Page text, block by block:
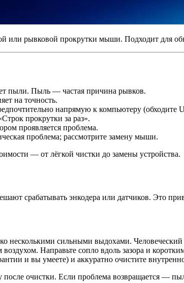
или рывковой прокрутки мыши. Подходит для
пыли. Пыль — частая причина рывков.
на точность.
напрямую к компьютеру (обходите
прокрутки за раз».
проявляется проблема.
проблема; рассмотрите замену мыши.
— от лёгкой чистки до замены устройства.
срабатывать энкодера или датчиков. Это
несколькими сильными выдохами.
Направьте сопло вдоль зазора и
и вы умеете) и аккуратно очистите
после очистки. Если проблема возвращается —